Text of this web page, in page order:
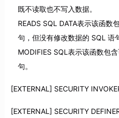
既不读取也不写入数据。
READS SQL DATA表示该函数
句，但没有修改数据的 SQL 语
MODIFIES SQL表示该函数包
句。
[EXTERNAL] SECURITY
[EXTERNAL] SECURITY